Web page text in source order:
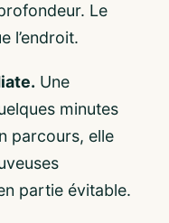
Le
l’endroit.
Une
minutes
parcours, elle
partie évitable.